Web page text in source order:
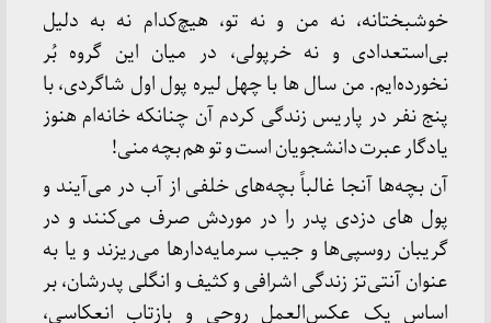
خوشبختانه، نه من و نه تو، هیچ‌کدام نه به دلیل
بی‌استعدادی و نه خرپولی، در میان این گروه بُر
نخورده‌ایم. من سال ها با چهل لیره پول اول شاگردی، با
پنج نفر در پاریس زندگی کردم آن چنانکه خانه‌ام هنوز
یادگار عبرت دانشجویان است و تو هم بچه منی!
آن بچه‌ها آنجا غالباً بچه‌های خلفی از آب در می‌آیند و
پول های دزدی پدر را در موردش صرف می‌کنند و در
گریبان روسپی‌ها و جیب سرمایه‌دارها می‌ریزند و یا به
عنوان آنتی‌تز زندگی اشرافی و کثیف و انگلی پدرشان، بر
اساس یک عکس‌العمل روحی و بازتاب انعکاسی،